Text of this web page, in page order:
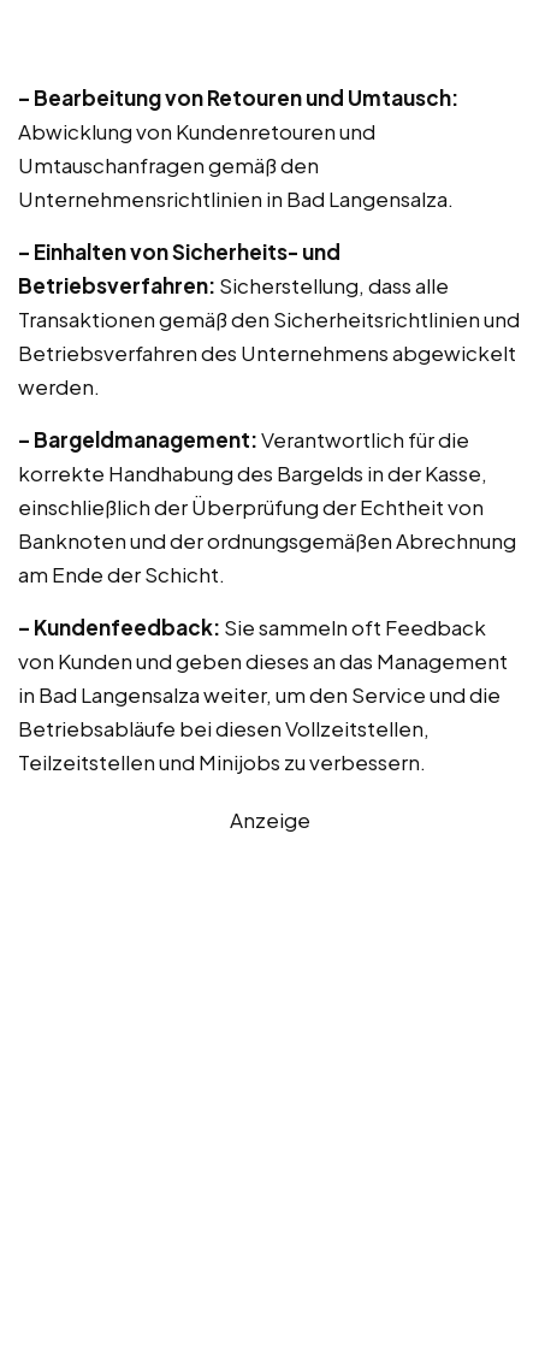
– Bearbeitung von Retouren und Umtausch:
Abwicklung von Kundenretouren und
Umtauschanfragen gemäß den
Unternehmensrichtlinien in Bad Langensalza.
– Einhalten von Sicherheits- und
Betriebsverfahren: Sicherstellung, dass alle
Transaktionen gemäß den Sicherheitsrichtlinien und
Betriebsverfahren des Unternehmens abgewickelt
werden.
– Bargeldmanagement:Verantwortlich für die
korrekte Handhabung des Bargelds in der Kasse,
einschließlich der Überprüfung der Echtheit von
Banknoten und der ordnungsgemäßen Abrechnung
am Ende der Schicht.
– Kundenfeedback: Sie sammeln oft Feedback
von Kunden und geben dieses an das Management
in Bad Langensalza weiter, um den Service und die
Betriebsabläufe bei diesen Vollzeitstellen,
Teilzeitstellen und Minijobs zu verbessern.
Anzeige